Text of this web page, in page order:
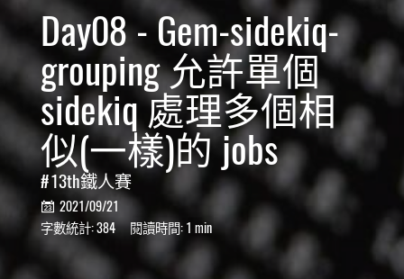
Day08 - Gem-sidekiq-
grouping 允許單個
sidekiq 處理多個相
似(一樣)的 jobs
13th鐵人賽
 2021/09/21
字數統計:384 閱讀時間:1 min